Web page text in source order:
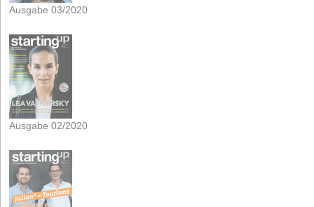
Ausgabe 03/2020
Ausgabe 02/2020